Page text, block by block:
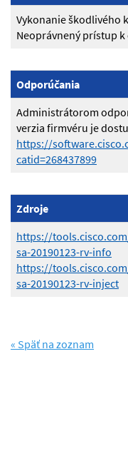
Vykonanie škodlivého
Neoprávnený prístup
Odporúčania
Administrátorom
verzia firmvéru je
https://
catid=268437899
Zdroje
https://
sa-20190123-rv-info
https://
sa-20190123-rv-inject
« Späť na zoznam